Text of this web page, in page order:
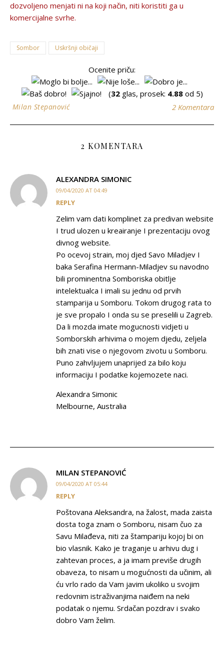
dozvolјeno menjati ni na koji način, niti koristiti ga u
komercijalne svrhe.
Sombor Uskršnji običaji
Ocenite priču:
(32glas, prosek: 4.88od 5)
Milan Stepanović 2 Komentara
2 KOMENTARA
ALEXANDRA SIMONIC
09/04/2020 AT 04:49
REPLY
Zelim vam dati komplinet za predivan website
I trud ulozen u kreairanje I prezentaciju ovog
divnog website.
Po ocevoj strain, moj djed Savo Miladjev I
baka Serafina Hermann-Miladjev su navodno
bili prominentna Somboriska obitlje
intelektualca I imali su jednu od prvih
stamparija u Somboru. Tokom drugog rata to
je sve propalo I onda su se preselili u Zagreb.
Da li mozda imate mogucnosti vidjeti u
Somborskih arhivima o mojem djedu, zeljela
bih znati vise o njegovom zivotu u Somboru.
Puno zahvljujem unaprijed za bilo koju
informaciju I podatke kojemozete naci.
Alexandra Simonic
Melbourne, Australia
MILAN STEPANOVIĆ
09/04/2020 AT 05:44
REPLY
Poštovana Aleksandra, na žalost, mada zaista
dosta toga znam o Somboru, nisam čuo za
Savu Milađeva, niti za štampariju kojoj bi on
bio vlasnik. Kako je traganje u arhivu dug i
zahtevan proces, a ja imam previše drugih
obaveza, to nisam u mogućnosti da učinim, ali
ću vrlo rado da Vam javim ukoliko u svojim
redovnim istraživanjima naiđem na neki
podatak o njemu. Srdačan pozdrav i svako
dobro Vam želim.